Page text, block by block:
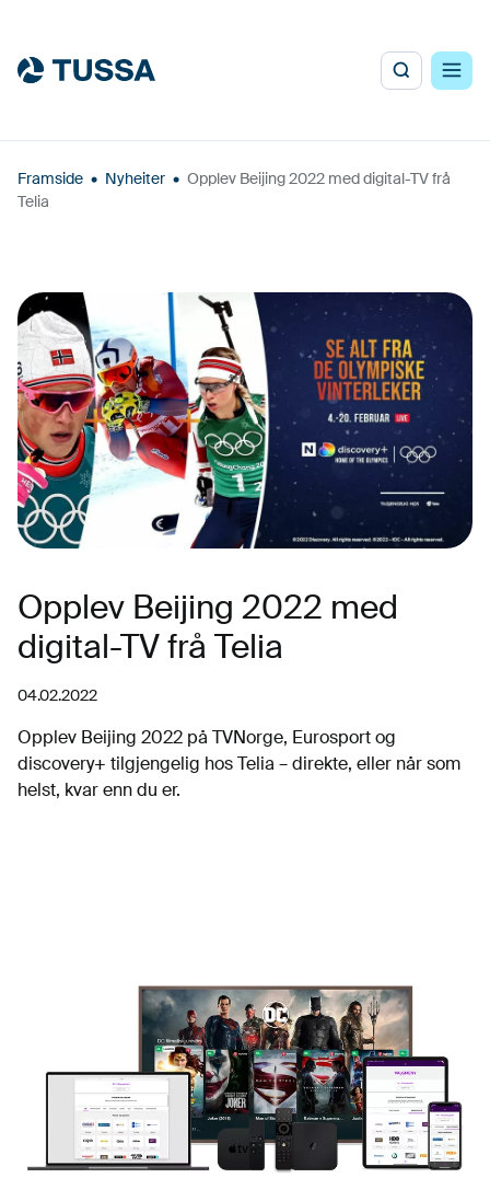
Framside • Nyheiter • Opplev Beijing 2022 med digital-TV frå
Telia
Opplev Beijing 2022 med
digital-TV frå Telia
04.02.2022
Opplev Beijing 2022 på TVNorge, Eurosport og
discovery+ tilgjengelig hos Telia – direkte, eller når som
helst, kvar enn du er.